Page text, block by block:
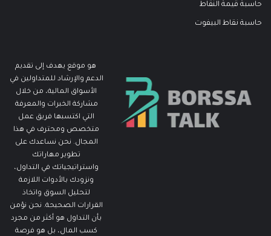
حاسبة قيمة النقاط
حاسبة نقاط البيفوت
هو موقع يهدف إلى تقديم
الدعم والإرشاد للمتداولين في
الأسواق المالية، من خلال
مشاركة الخبرات والمعرفة
التي اكتسبها فريق عمل
متخصص ومحترف في هذا
المجال. نحن نساعدك على
تطوير مهاراتك
واستراتيجياتك في التداول،
ونزودك بالأدوات اللازمة
لتحليل السوق واتخاذ
القرارات الصحيحة. نحن نؤمن
بأن التداول هو أكثر من مجرد
كسب المال، بل هو فرصة